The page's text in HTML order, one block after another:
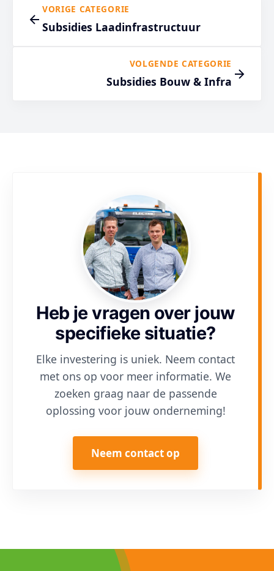
VORIGE CATEGORIE
Subsidies Laadinfrastructuur
VOLGENDE CATEGORIE
Subsidies Bouw & Infra
Heb je vragen over jouw
specifieke situatie?
Elke investering is uniek. Neem contact
met ons op voor meer informatie. We
zoeken graag naar de passende
oplossing voor jouw onderneming!
Neem contact op